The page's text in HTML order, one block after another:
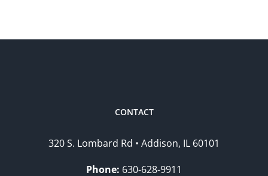
CONTACT
320 S. Lombard Rd • Addison, IL 60101
Phone: 630-628-9911